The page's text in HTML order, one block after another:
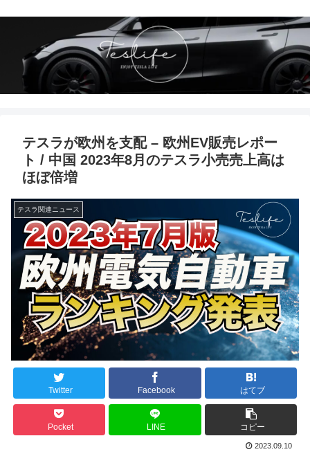
テスラが欧州を支配 – 欧州EV販売レポー
ト / 中国 2023年8月のテスラ小売売上高は
ほぼ倍増
テスラ関連ニュース
Twitter Facebook はてブ
Pocket LINE コピー
2023.09.10